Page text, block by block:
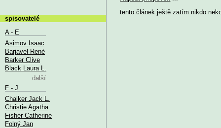
tento článek ještě zatím nikdo
spisovatelé
A - E
Asimov Isaac
Barjavel René
Barker Clive
Black Laura L.
další
F - J
Chalker Jack L.
Christie Agatha
Fisher Catherine
Folný Jan